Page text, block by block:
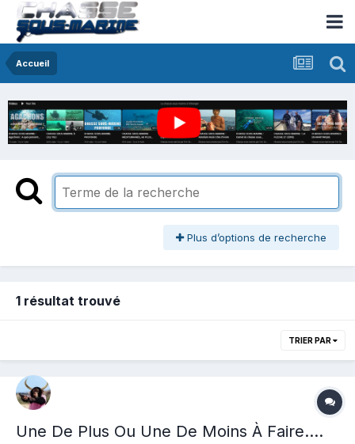
Accueil
Plus d’options de recherche
1 résultat trouvé
TRIER PAR
Une De Plus Ou Une De Moins À Faire....